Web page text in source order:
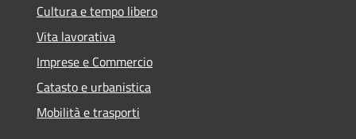
Cultura e tempo libero
Vita lavorativa
Imprese e Commercio
Catasto e urbanistica
Mobilità e trasporti